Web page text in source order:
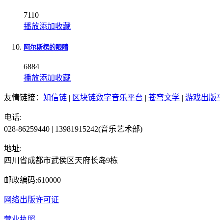
7110
播放添加收藏
阿尔斯楞的眼睛
6884
播放添加收藏
友情链接： 知信链 | 区块链数字音乐平台 | 苍穹文学 | 游戏出版
电话:
028-86259440 | 13981915242(音乐艺术部)
地址:
四川省成都市武侯区天府长岛9栋
邮政编码:610000
网络出版许可证